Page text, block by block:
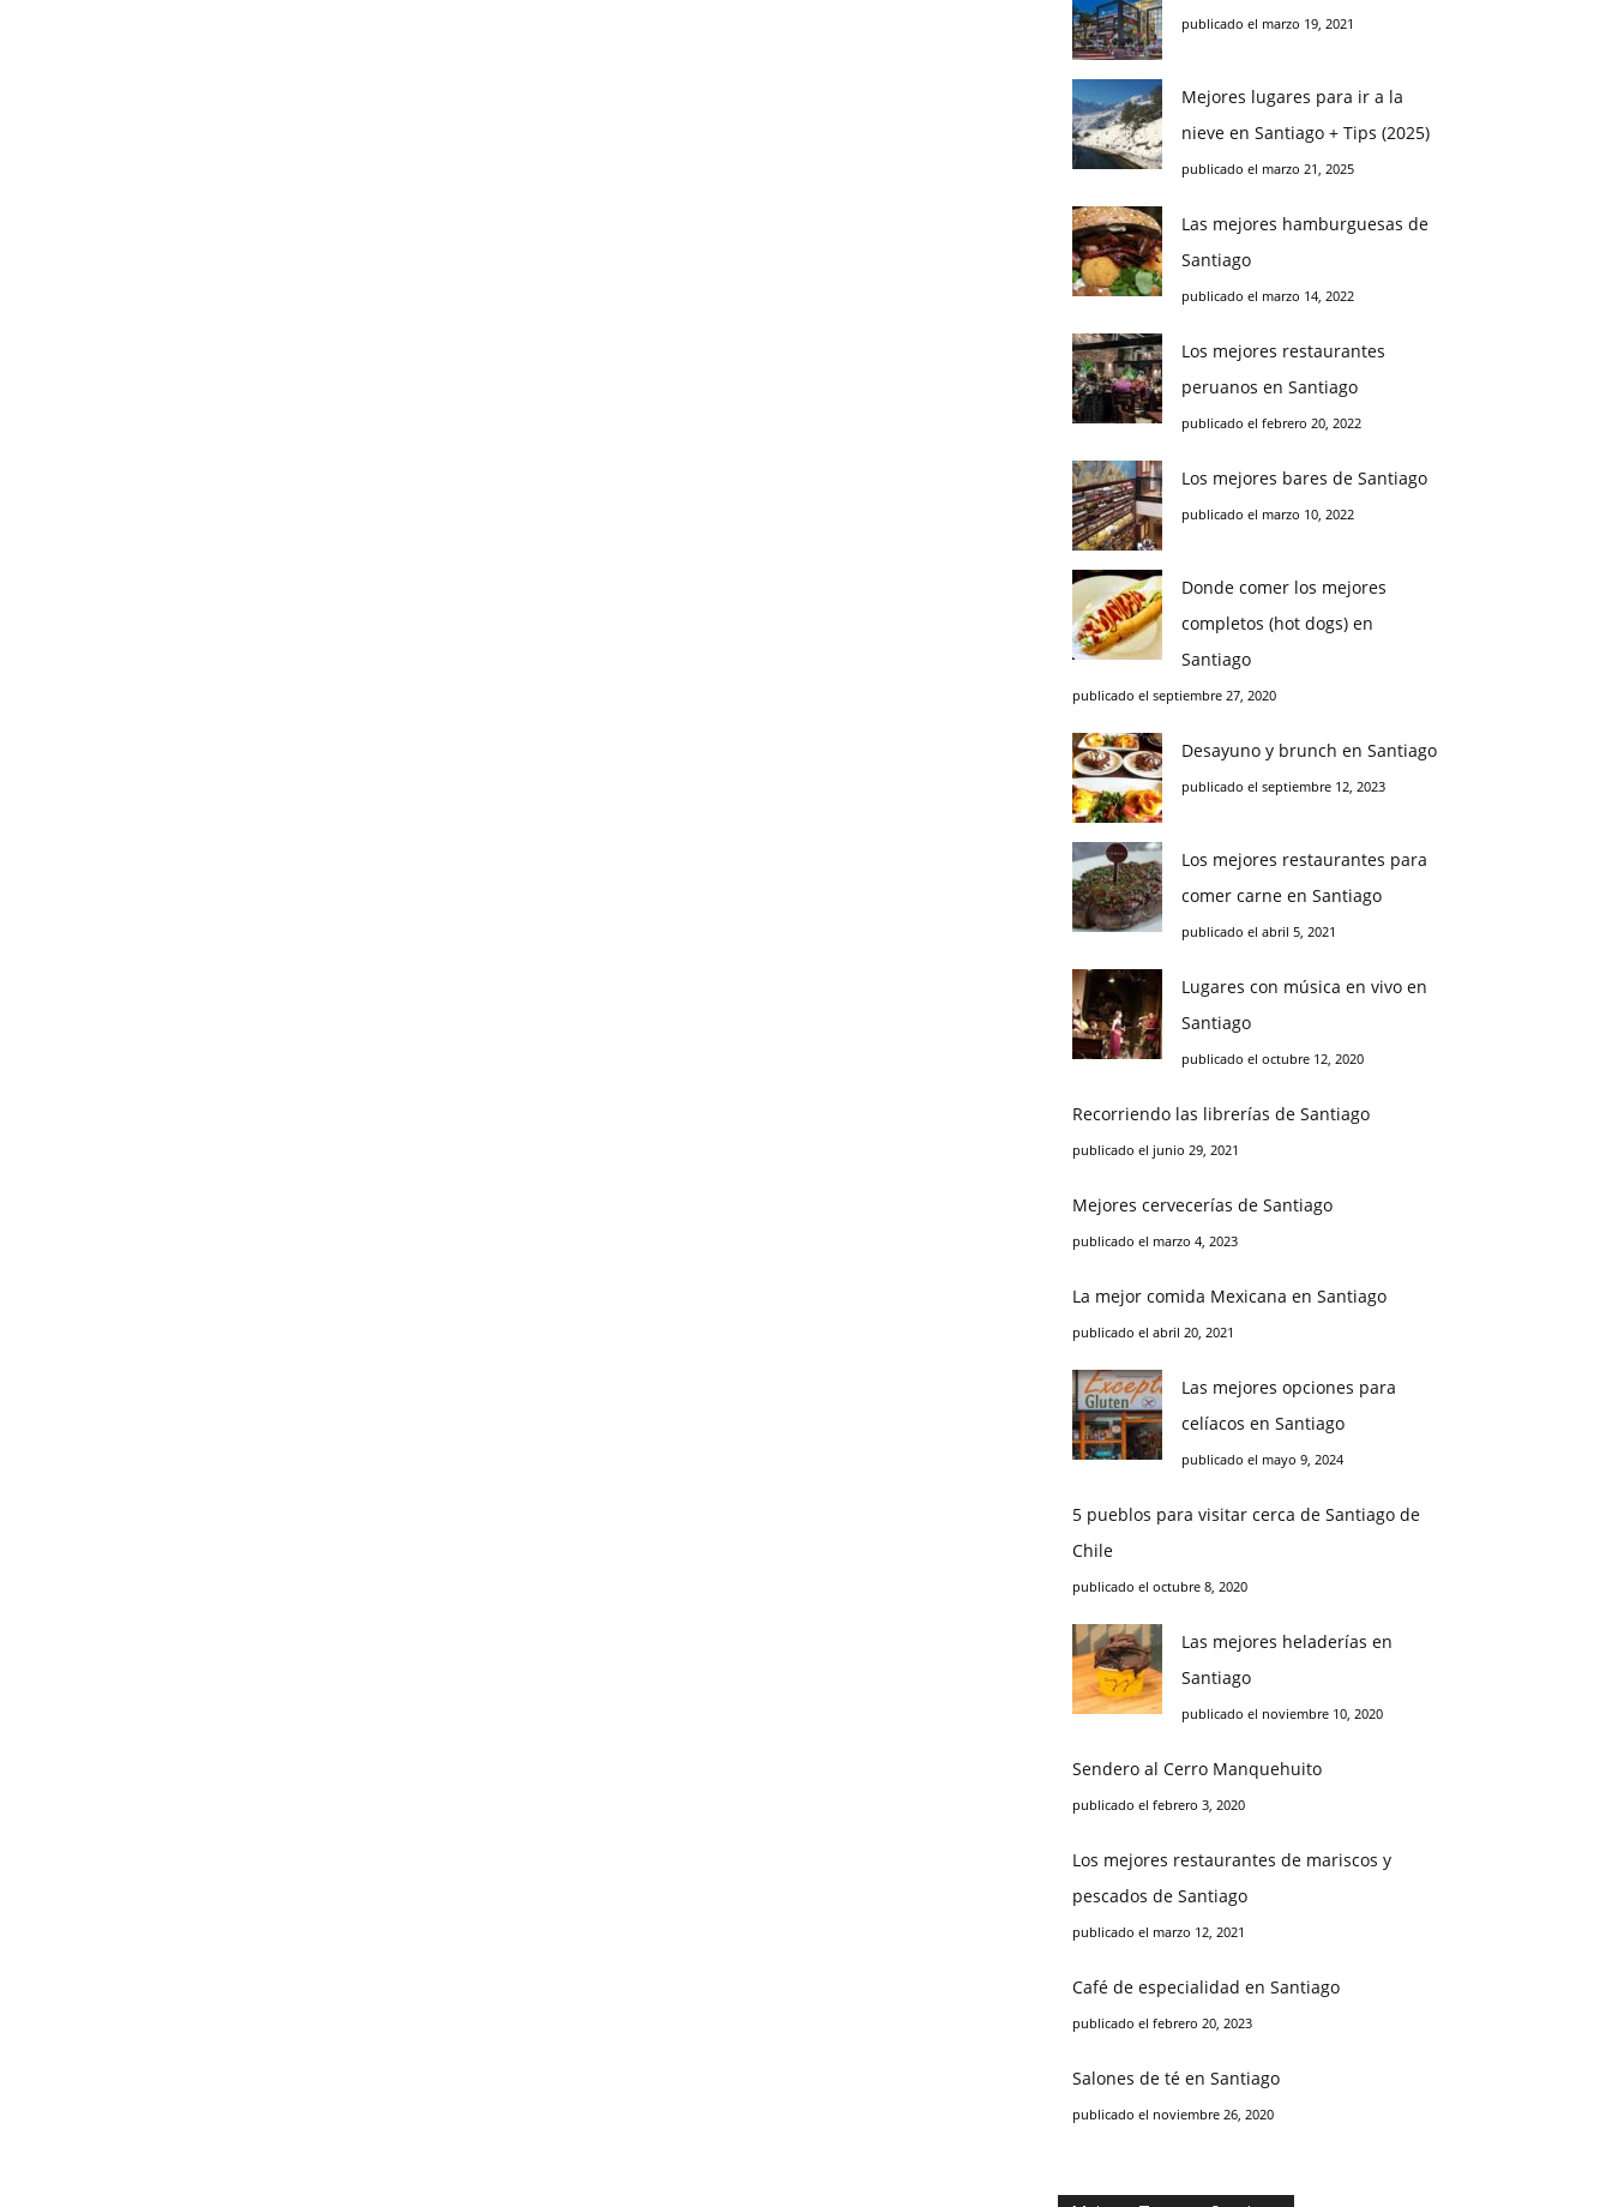
publicado el marzo 19, 2021
Mejores lugares para ir a la
nieve en Santiago + Tips (2025)
publicado el marzo 21, 2025
Las mejores hamburguesas de
Santiago
publicado el marzo 14, 2022
Los mejores restaurantes
peruanos en Santiago
publicado el febrero 20, 2022
Los mejores bares de Santiago
publicado el marzo 10, 2022
Donde comer los mejores
completos (hot dogs) en
Santiago
publicado el septiembre 27, 2020
Desayuno y brunch en Santiago
publicado el septiembre 12, 2023
Los mejores restaurantes para
comer carne en Santiago
publicado el abril 5, 2021
Lugares con música en vivo en
Santiago
publicado el octubre 12, 2020
Recorriendo las librerías de Santiago
publicado el junio 29, 2021
Mejores cervecerías de Santiago
publicado el marzo 4, 2023
La mejor comida Mexicana en Santiago
publicado el abril 20, 2021
Las mejores opciones para
celíacos en Santiago
publicado el mayo 9, 2024
5 pueblos para visitar cerca de Santiago de
Chile
publicado el octubre 8, 2020
Las mejores heladerías en
Santiago
publicado el noviembre 10, 2020
Sendero al Cerro Manquehuito
publicado el febrero 3, 2020
Los mejores restaurantes de mariscos y
pescados de Santiago
publicado el marzo 12, 2021
Café de especialidad en Santiago
publicado el febrero 20, 2023
Salones de té en Santiago
publicado el noviembre 26, 2020